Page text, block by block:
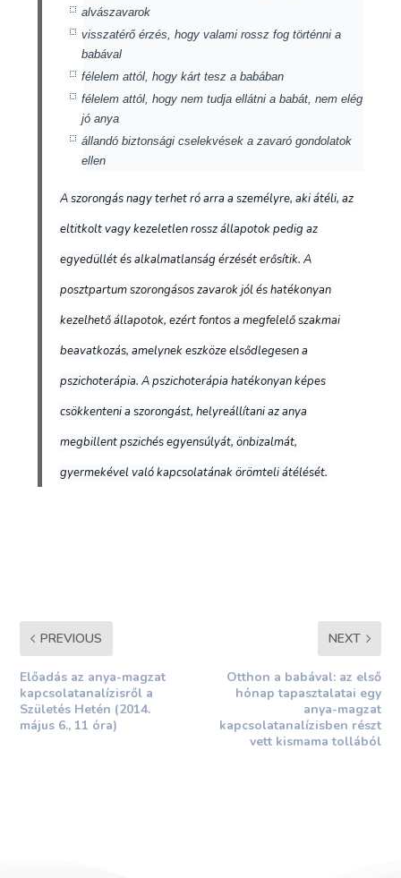
alvászavarok
visszatérő érzés, hogy valami rossz fog történni a
babával
félelem attól, hogy kárt tesz a babában
félelem attól, hogy nem tudja ellátni a babát, nem elég
jó anya
állandó biztonsági cselekvések a zavaró gondolatok
ellen
A szorongás nagy terhet ró arra a személyre, aki átéli, az
eltitkolt vagy kezeletlen rossz állapotok pedig az
egyedüllét és alkalmatlanság érzését erősítik. A
posztpartum szorongásos zavarok jól és hatékonyan
kezelhető állapotok, ezért fontos a megfelelő szakmai
beavatkozás, amelynek eszköze elsődlegesen a
pszichoterápia. A pszichoterápia hatékonyan képes
csökkenteni a szorongást, helyreállítani az anya
megbillent pszichés egyensúlyát, önbizalmát,
gyermekével való kapcsolatának örömteli átélését.
PREVIOUS
Előadás az anya-magzat
kapcsolatanalízisről a
Születés Hetén (2014.
május 6., 11 óra)
NEXT
Otthon a babával: az első
hónap tapasztalatai egy
anya-magzat
kapcsolatanalízisben részt
vett kismama tollából